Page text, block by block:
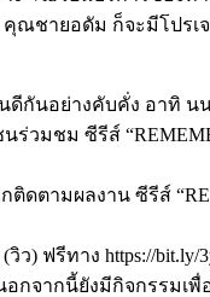
คุณชายอดัม ก็จะมีโป
ดีกันอย่างคับคั่ง อาทิ
มชม ซีรีส์
ดตามผลงาน ซีรีส์
ฟรีทาง https://bit.ly/
นอกจากนี้ยังมีกิจกรร